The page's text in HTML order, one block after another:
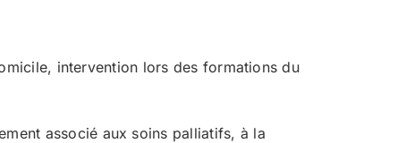
intervention lors des formations du
associé aux soins palliatifs, à la